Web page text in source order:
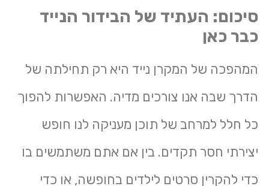
סיכום: העתיד של הבידור הנייד
כבר כאן
המהפכה של המקרן נייד היא רק תחילתה של
הדרך שבה אנו צורכים מדיה. האפשרות להפוך
כל חלל למרחב של תוכן מעניקה לנו חופש
יצירתי חסר תקדים. בין אם אתם משתמשים בו
כדי להקרין סרטים לילדים בחופשה, או כדי